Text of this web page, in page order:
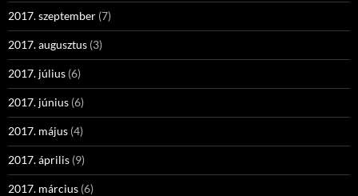
2017. szeptember (7)
2017. augusztus (3)
2017. július (6)
2017. június (6)
2017. május (4)
2017. április (9)
2017. március (6)